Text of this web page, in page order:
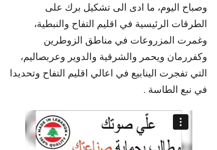
وصباح اليوم، ما ادى الى تشكيل برك على
الطرقات الرئيسية في اقليم التفاح والنبطية،
وغمرت المزروعات في مناطق الزوطرين
وكفررمان ويحمر والشرقية والدوير وعربصاليم،
التي تفجرت الينابيع في اعالي اقليم التفاح وتحديدا
في نبع الطاسة .